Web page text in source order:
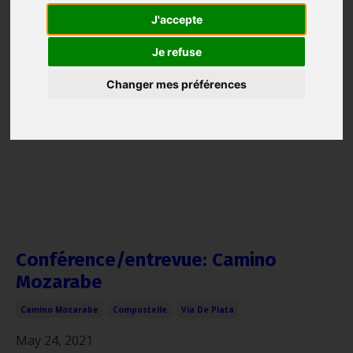
J'accepte
Je refuse
Changer mes préférences
Conférence/entrevue: Camino
Mozarabe
Camino Mozarabe Compostelle Via De Plata
May 24, 2021